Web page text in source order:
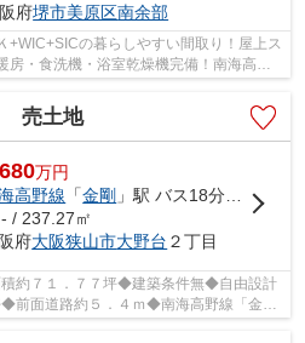
府堺市美原区南余部
+WIC+SICの暮らしやすい間取り！屋上ス
房・食洗機・浴室乾燥機完備！南海高野
分！
売土地
万円
高野線 「金剛 」駅 バス18分 「狭山ニュータウンセンター」 停歩5分
/ 237.27㎡
府大阪狭山市大野台 ２丁目
積約７１．７７坪◆建築条件無◆自由設計
前面道路約５．４ｍ◆南海高野線「金
まで徒歩５分